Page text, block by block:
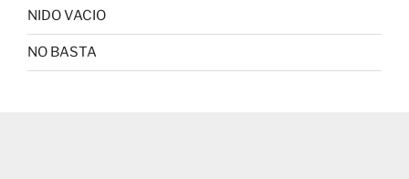
NIDO VACIO
NO BASTA